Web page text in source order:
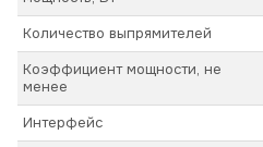
Количество выпрямителей
Коэффициент мощности, не
менее
Интерфейс